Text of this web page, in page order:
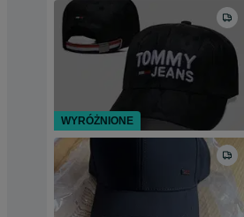
WYRÓŻNIONE